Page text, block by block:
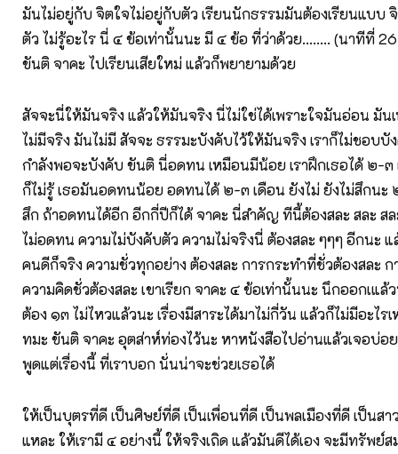
มันไม่อยู่กับ จิตใจไม่อยู่กับตัว เรียนนักธรรมมันต้องเรียนแบบ
ตัว ไม่รู้อะไร นี่ ๔ ข้อเท่านั้นนะ มี ๔ ข้อ ที่ว่าด้วย........ (นาทีที่
ขันติ จาคะ ไปเรียนเสียใหม่ แล้วก็พยายามด้วย
สัจจะนี่ให้มันจริง แล้วให้มันจริง นี่ไม่ใช่ได้เพราะใจมันอ่อน มัน
ไม่มีจริง มันไม่มี สัจจะ ธรรมะบังคับไว้ให้มันจริง เราก็ไม่ชอบบั
กำลังพอจะบังคับ ขันติ นี่อดทน เหมือนมีน้อย เราฝึกเธอได้ ๒-๓
ก็ไม่รู้ เธอมันอดทนน้อย อดทนได้ ๒-๓ เดือน ยังไม่ ยังไม่สึกนะ
สึก ถ้าอดทนได้อีก อีกกี่ปีก็ได้ จาคะ นี่สำคัญ ทีนี้ต้องสละ สละ สล
ไม่อดทน ความไม่บังคับตัว ความไม่จริงนี่ ต้องสละ ๆๆๆ อีกนะ
คนดีก็จริง ความชั่วทุกอย่าง ต้องสละ การกระทำที่ชั่วต้องสละ
ความคิดชั่วต้องสละ เขาเรียก จาคะ ๔ ข้อเท่านั้นนะ นึกออกเแ
ต้อง ๑๓ ไม่ไหวแล้วนะ เรื่องมีสาระได้มาไม่กี่วัน แล้วก็ไม่มีอะไร
ทมะ ขันติ จาคะ อุตส่าห์ท่องไว้นะ หาหนังสือไปอ่านแล้วเจอบ่อย
พูดแต่เรื่องนี้ ที่เราบอก นั่นน่าจะช่วยเธอได้
ให้เป็นบุตรที่ดี เป็นศิษย์ที่ดี เป็นเพื่อนที่ดี เป็นพลเมืองที่ดี เป็นสา
แหละ ให้เรามี ๔ อย่างนี้ ให้จริงเถิด แล้วมันดีได้เอง จะมีทรัพย์